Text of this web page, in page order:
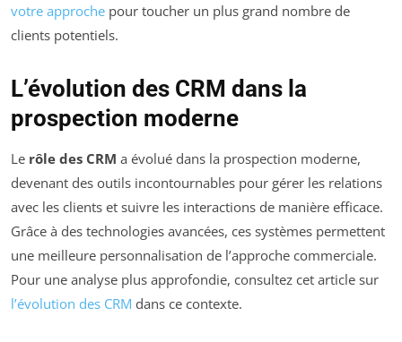
votre approche pour toucher un plus grand nombre de
clients potentiels.
L’évolution des CRM dans la
prospection moderne
Le rôle des CRM a évolué dans la prospection moderne,
devenant des outils incontournables pour gérer les relations
avec les clients et suivre les interactions de manière efficace.
Grâce à des technologies avancées, ces systèmes permettent
une meilleure personnalisation de l’approche commerciale.
Pour une analyse plus approfondie, consultez cet article sur
l’évolution des CRM dans ce contexte.